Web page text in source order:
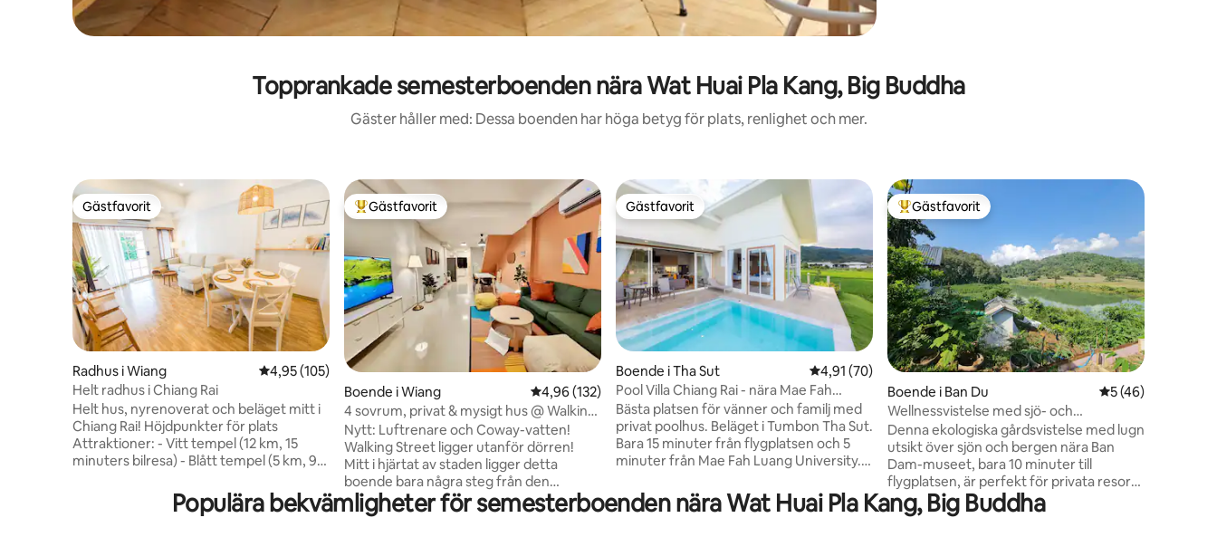
Topprankade semesterboenden nära Wat Huai Pla Kang, Big Buddha
Gäster håller med: Dessa boenden har höga betyg för plats, renlighet och mer.
Gästfavorit
Gästfavorit
Radhus i Wiang 4,95 av 5 i genomsnittligt betyg, 105 omdömen
4,95 (105)
Helt radhus i Chiang Rai
Helt hus, nyrenoverat och beläget mitt i
Chiang Rai! Höjdpunkter för plats
Attraktioner: - Vitt tempel (12 km, 15
minuters bilresa) - Blått tempel (5 km, 9
km – 19 minuters bilresa) -Chiang Rai
Night Bazaar (2,5 km, 6 minuters bilresa)
Populär gästfavorit
Gästfavorit
Boende i Wiang 4,96 av 5 i genomsnittligt betyg, 132 omdömen
4,96 (132)
4 sovrum, privat & mysigt hus @ Walking
Street
Nytt: Luftrenare och Coway-vatten!
Walking Street ligger utanför dörren!
Mitt i hjärtat av staden ligger detta
boende bara några steg från den
berömda Walking Street. Utforska enkelt
lokala restauranger, den livliga Night
Gästfavorit
Gästfavorit
Boende i Tha Sut 4,91 av 5 i genomsnittligt betyg, 70 omdömen
4,91 (70)
Pool Villa Chiang Rai - nära Mae Fah
Luang Uni
Bästa platsen för vänner och familj med
privat poolhus. Beläget i Tumbon Tha Sut.
Bara 15 minuter från flygplatsen och 5
minuter från Mae Fah Luang University.
sevärdheter — berömda Choui Fong Tea
(20 minuter), Baan Dam Museum (10
Populär gästfavorit
Gästfavorit
Boende i Ban Du 5 av 5 i
5 (46)
Wellnessvistelse med sjö- och
bergsutsikt i Chaingrai
Denna ekologiska gårdsvistelse med lugn
utsikt över sjön och bergen nära Ban
Dam-museet, bara 10 minuter till
flygplatsen, är perfekt för privata resor
och familjeresor. Privat glashus i nordisk
stil i en dold naturzon mittemot Gate 4
Populära bekvämligheter för semesterboenden nära Wat Huai Pla Kang, Big Buddha